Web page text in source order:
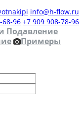
info@h-flow.ru
68-96 +7 909 908-78-96
Подавление
Примеры